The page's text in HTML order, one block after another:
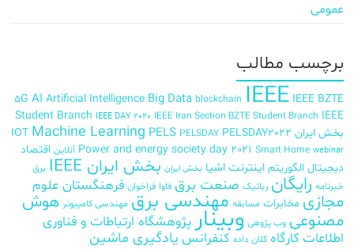
عمومی
برچسب‌ مطالب
5G AI Artificial Intelligence Big Data blockchain IEEE IEEE BZTE
Student Branch IEEE DAY 2020 IEEE Iran Section BZTE Student Branch IEEE
بخش ایران
IOT Machine Learning PELS PELSDAY PELSDAY2022
Power and energy society day 2021 Smart Home webinar آنلاین اقتصاد
دیجیتال الگوریتم اینترنت اشیا بخش ایران بخش ایران IEEE
برق
خبرنامه رایگان رباتیک صنعت برق فاوا فراخوان فرهنگستان علوم
مجازی مخابرات مسابقه مهندسی برق مهندسی کامپیوتر هوش
مصنوعی وب پژوهی وبینارپژوهشگاه ارتباطات و فناوری
اطلاعات کارگاه کلان داده کنفرانس یادگیری ماشین